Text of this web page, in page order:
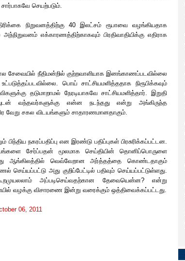
சார்பாகவே செயற்படும்.
நிறுவனத்திற்கு 40 இலட்சம் ரூபாவை வழங்கியதாக
எக்காரணத்திற்காகவும் பிரதிவாதியிக்கு எதிராக
சேவையில் நீதிமன்றில் குற்றவாளியாக இனங்காணப்படவில்லை
பொய் சாட்சியமளித்ததாக நிரூபிக்கவும்
தடுமாறாமல் நேரடியாகவே சாட்சியமளித்தார். இறுதி
வந்தவர்களுக்கு என்ன நடந்தது என்று அங்கிருந்த
வேறு சகல விடயங்களும் சாதாரணமானதாகும்.
பிந்திய நகரப்பதிப்பு என இரண்டு பதிப்புகள் பிரசுரிக்கப்பட்டன.
சேர்ப்பதன் மூலமாக செய்தியின் தொனிப்பொருளை
ஆங்கிலத்தில் வெவ்வேறான அர்த்தத்தை கொண்டதாகும்
செய்யப்பட்டு அது குறிப்பேட்டில் பதிவும் செய்யப்பட்டுள்ளது.
அப்படிசெய்வதற்கான தேவையென்ன? என்று
வழக்கு விசாரணை இன்று வரைக்கும் ஒத்திவைக்கப்பட்டது.
06, 2011